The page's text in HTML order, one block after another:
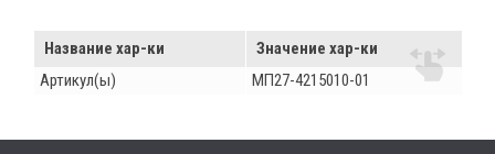
Название хар-ки
Значение хар-ки
Артикул(ы)
МП27-4215010-01